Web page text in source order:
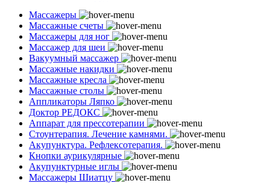
Массажеры
Массажные счеты
Массажеры для ног
Массажер для шеи
Вакуумный массажер
Массажные накидки
Массажные кресла
Массажные столы
Аппликаторы Ляпко
Доктор РЕДОКС
Аппарат для прессотерапии
Стоунтерапия. Лечение камнями.
Акупунктура. Рефлексотерапия.
Кнопки аурикулярные
Акупунктурные иглы
Массажеры Шиатцу